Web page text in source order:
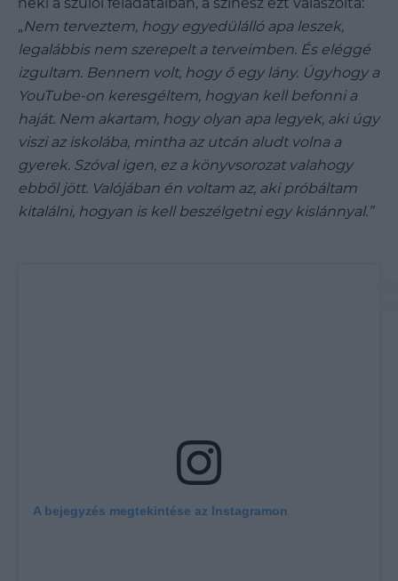
„Nem terveztem, hogy egyedülálló apa leszek,
legalábbis nem szerepelt a terveimben. És eléggé
izgultam. Bennem volt, hogy ő egy lány. Úgyhogy a
YouTube-on keresgéltem, hogyan kell befonni a
haját. Nem akartam, hogy olyan apa legyek, aki úgy
viszi az iskolába, mintha az utcán aludt volna a
gyerek. Szóval igen, ez a könyvsorozat valahogy
ebből jött. Valójában én voltam az, aki próbáltam
kitalálni, hogyan is kell beszélgetni egy kislánnyal.”
A bejegyzés megtekintése az Instagramon